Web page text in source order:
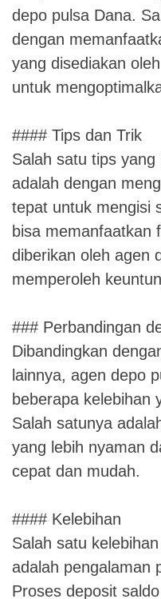
depo pulsa Dana.
dengan
yang disediakan
untuk
#### Tips dan Trik
Salah satu tips
adalah dengan
tepat untuk mengisi
bisa memanfaatkan
diberikan oleh agen
memperoleh
### Perbandingan
Dibandingkan
lainnya, agen depo
beberapa kelebihan
Salah satunya
yang lebih nyaman
cepat dan mudah.
#### Kelebihan
Salah satu
adalah pengalaman
Proses deposit